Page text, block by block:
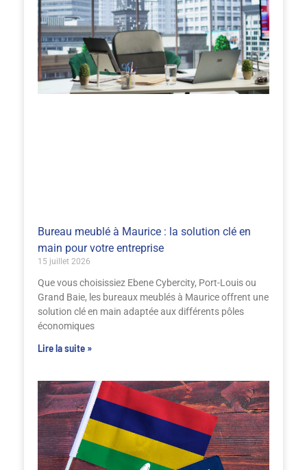
Bureau meublé à Maurice : la solution clé en
main pour votre entreprise
15 juillet 2026
Que vous choisissiez Ebene Cybercity, Port-Louis ou
Grand Baie, les bureaux meublés à Maurice offrent une
solution clé en main adaptée aux différents pôles
économiques
Lire la suite »